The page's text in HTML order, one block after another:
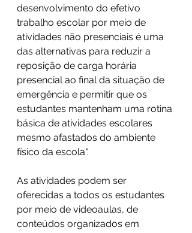
desenvolvimento do efetivo
trabalho escolar por meio de
atividades não presenciais é uma
das alternativas para reduzir a
reposição de carga horária
presencial ao final da situação de
emergência e permitir que os
estudantes mantenham uma rotina
básica de atividades escolares
mesmo afastados do ambiente
físico da escola".
As atividades podem ser
oferecidas a todos os estudantes
por meio de videoaulas, de
conteúdos organizados em